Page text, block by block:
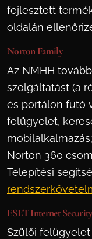
fejlesztett
oldalán
Norton Family
Az NMHH
szolgáltatást (a
és portálon futó
felügyelet,
Norton 360
Telepítési
ESET Internet
Szülői